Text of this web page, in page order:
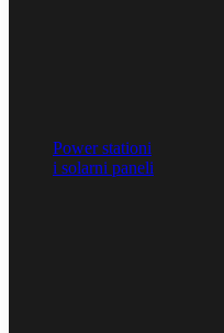
Power stationi
i solarni paneli